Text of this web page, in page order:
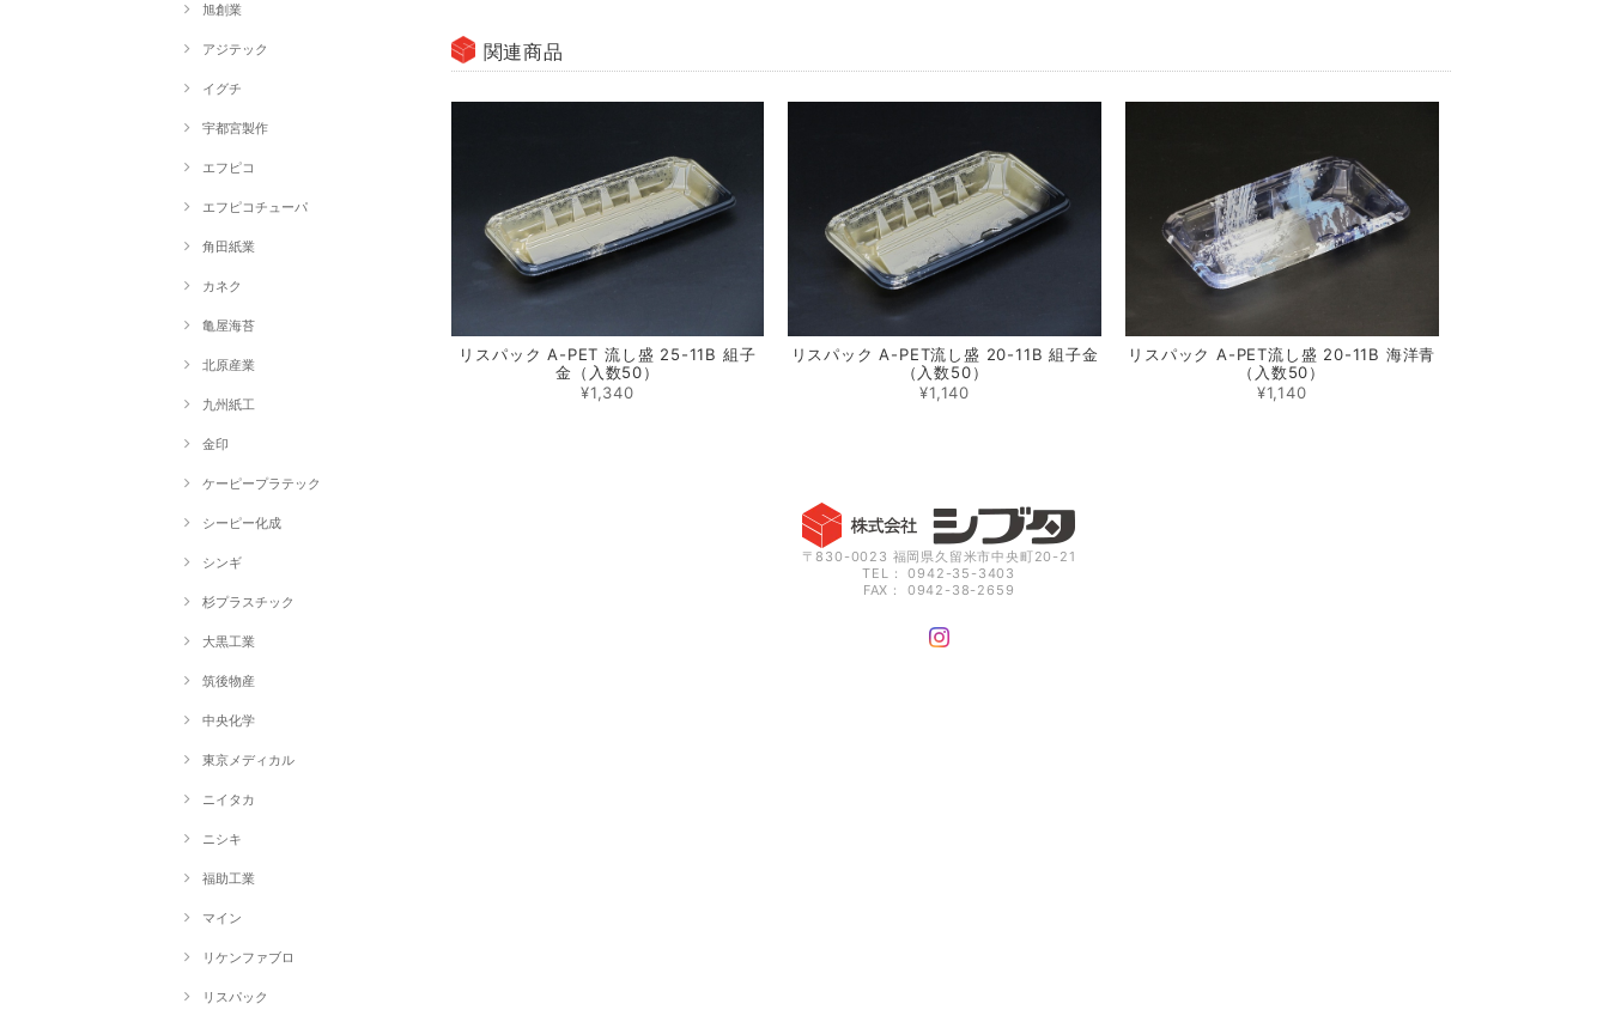
旭創業
アジテック
イグチ
宇都宮製作
エフピコ
エフピコチューパ
角田紙業
カネク
亀屋海苔
北原産業
九州紙工
金印
ケーピープラテック
シーピー化成
シンギ
杉プラスチック
大黒工業
筑後物産
中央化学
東京メディカル
ニイタカ
ニシキ
福助工業
マイン
リケンファブロ
リスパック
関連商品
リスパック A-PET 流し盛 25-11B 組子
金（入数50）
¥1,340
リスパック A-PET流し盛 20-11B 組子金
（入数50）
¥1,140
リスパック A-PET流し盛 20-11B 海洋青
（入数50）
¥1,140
〒830-0023 福岡県久留米市中央町20-21
TEL： 0942-35-3403
FAX： 0942-38-2659